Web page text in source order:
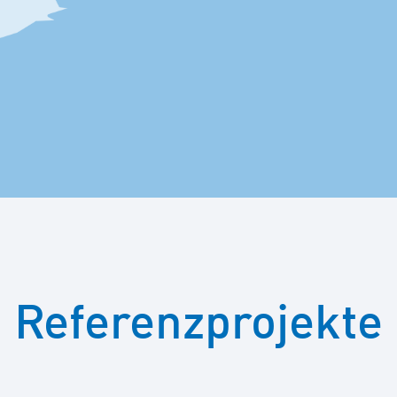
Referenzprojekte